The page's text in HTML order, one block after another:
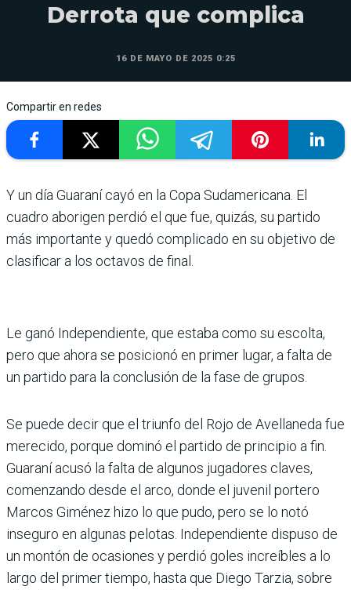
Derrota que complica
16 DE MAYO DE 2025 0:25
Compartir en redes
Y un día Guaraní cayó en la Copa Sudamericana. El
cuadro aborigen perdió el que fue, quizás, su partido
más importante y quedó complicado en su objetivo de
clasificar a los octavos de final.
Le ganó Independiente, que estaba como su escolta,
pero que ahora se posicionó en primer lugar, a falta de
un partido para la conclu­sión de la fase de grupos.
Se puede decir que el triunfo del Rojo de Ave­llaneda fue
merecido, por­que dominó el partido de principio a fin.
Guaraní acusó la falta de algunos jugadores claves,
comen­zando desde el arco, donde el juvenil portero
Marcos Giménez hizo lo que pudo, pero se lo notó
inseguro en algunas pelotas. Indepen­diente dispuso de
un mon­tón de ocasiones y perdió goles increíbles a lo
largo del primer tiempo, hasta que Diego Tarzia, sobre